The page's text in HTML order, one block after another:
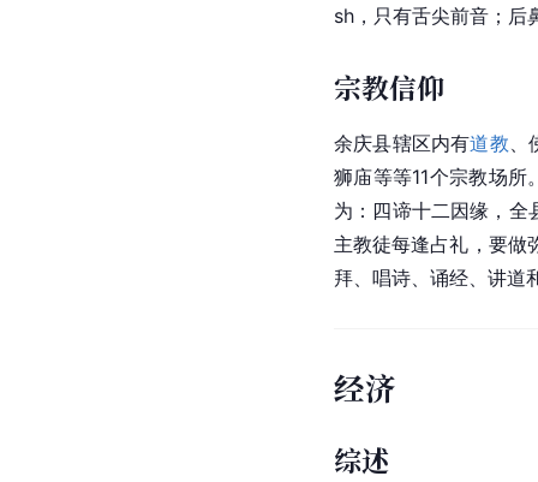
sh，只有舌尖前音 ；
宗教信仰
余庆县辖区内有道教
狮庙等等11个宗教场所
为：四谛十二因缘，全
主教徒每逢占礼，要做
拜、唱诗、诵经、讲道
经济
综述